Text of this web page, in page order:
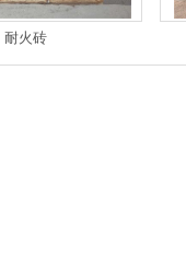
耐火砖